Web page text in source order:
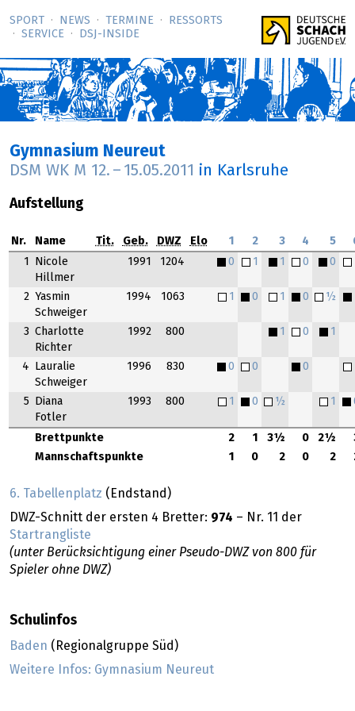
SPORT NEWS TERMINE
RESSORTS
SERVICE
DSJ-­INSIDE
Gymnasium Neureut
DSM WK M 12. – 15.05.2011 in Karlsruhe
Aufstellung
Nr. Name Tit. Geb. DWZ Elo 1 2 3 4 5
Brettpunkte 2 1 3½ 0 2½
Mannschaftspunkte
1 0 2 0 2
1
Nicole
Hillmer
1991 1204 0 1 1 0 0
2 Yasmin
Schweiger
1994 1063 1 0 1 0 ½
3 Charlotte
Richter
1992 800 1 0 1
4
Lauralie
Schweiger
1996 830 0 0 0
5
Diana
Fotler
1993 800 1 0 ½ 1
6. Tabellenplatz (Endstand)
DWZ-Schnitt der ersten 4 Bretter: 974 – Nr. 11 der
Startrangliste
(unter Berücksichtigung einer Pseudo-DWZ von 800 für
Spieler ohne DWZ)
Schulinfos
Baden (Regionalgruppe Süd)
Weitere Infos: Gymnasium Neureut